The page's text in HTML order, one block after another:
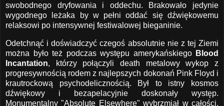
swobodnego dryfowania i oddechu. Brakowało jedynie
wygodnego leżaka by w pełni oddać się dźwiękowemu
relaksowi po intensywnej festiwalowej bieganinie.
Odetchnąć i doświadczyć czegoś absolutnie nie z tej Ziemi
można było też podczas występu amerykańskiego Blood
Incantation, którzy połączyli death metalowy wykop z
progresywnością rodem z najlepszych dokonań Pink Floyd i
krautrockową psychodelicznością. Był to istny kosmos
dźwiękowy i bezapelacyjnie doskonały występ.
Monumentalny "Absolute Elsewhere" wybrzmiał w całości,